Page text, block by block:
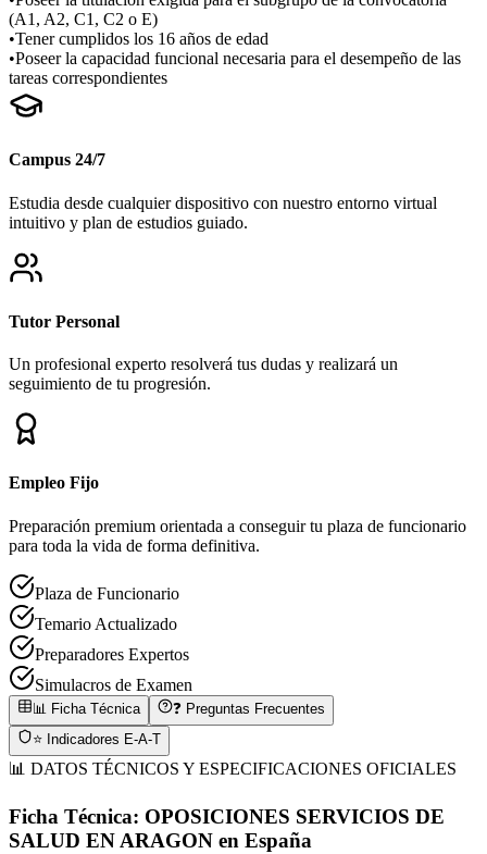
(A1, A2, C1, C2 o E)
•Tener cumplidos los 16 años de edad
•Poseer la capacidad funcional necesaria para el desempeño de las
tareas correspondientes
Campus 24/7
Estudia desde cualquier dispositivo con nuestro entorno virtual
intuitivo y plan de estudios guiado.
Tutor Personal
Un profesional experto resolverá tus dudas y realizará un
seguimiento de tu progresión.
Empleo Fijo
Preparación premium orientada a conseguir tu plaza de funcionario
para toda la vida de forma definitiva.
Plaza de Funcionario
Temario Actualizado
Preparadores Expertos
Simulacros de Examen
📊 Ficha Técnica
❓ Preguntas Frecuentes
⭐ Indicadores E-A-T
📊 DATOS TÉCNICOS Y ESPECIFICACIONES OFICIALES
Ficha Técnica: OPOSICIONES SERVICIOS DE
SALUD EN ARAGON en España